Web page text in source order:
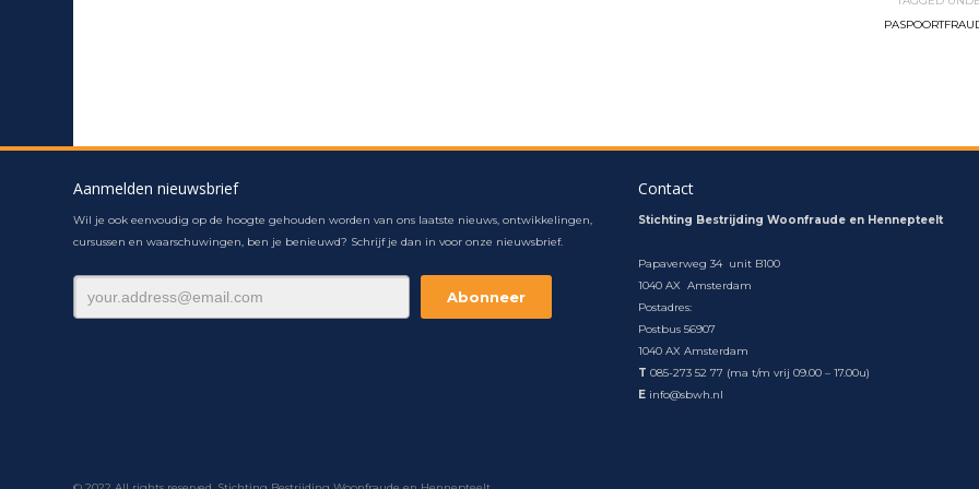
Aanmelden nieuwsbrief
Wil je ook eenvoudig op de hoogte gehouden worden van ons laatste nieuws, ontwikkelingen,
cursussen en waarschuwingen, ben je benieuwd? Schrijf je dan in voor onze nieuwsbrief.
Contact
Stichting Bestrijding Woonfraude en Hennepteelt
Papaverweg 34 unit B100
1040 AX Amsterdam
Postadres:
Postbus 56907
1040 AX Amsterdam
T 085-273 52 77 (ma t/m vrij 09.00 – 17.00u)
E info@sbwh.nl